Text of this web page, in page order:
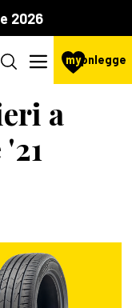
2026
mypnlegge
a